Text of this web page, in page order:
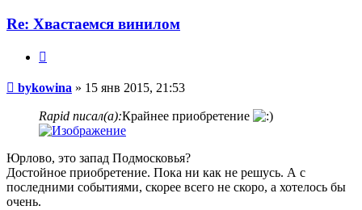
Re: Хвастаемся винилом
Сообщение
bykowina » 15 янв 2015, 21:53
Rapid писал(а):Крайнее приобретение
Юрлово, это запад Подмосковья?
Достойное приобретение. Пока ни как не решусь. А с
последними событиями, скорее всего не скоро, а хотелось бы
очень.